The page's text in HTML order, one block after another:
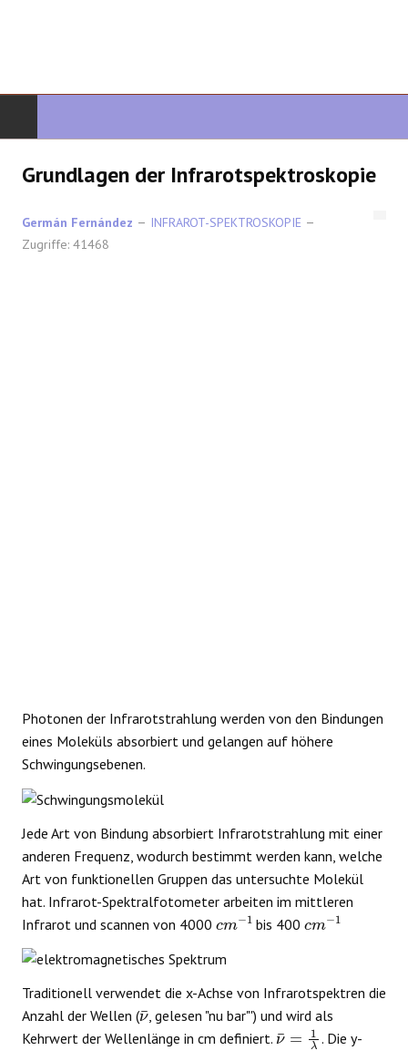
FORTGESCHRITTENE ORGANISCHE
Grundlagen der Infrarotspektroskopie
Germán Fernández
INFRAROT-SPEKTROSKOPIE
Zugriffe: 41468
Photonen der Infrarotstrahlung werden von den Bindungen
eines Moleküls absorbiert und gelangen auf höhere
Schwingungsebenen.
Jede Art von Bindung absorbiert Infrarotstrahlung mit einer
anderen Frequenz, wodurch bestimmt werden kann, welche
Art von funktionellen Gruppen das untersuchte Molekül
hat. Infrarot-Spektralfotometer arbeiten im mittleren
Infrarot und scannen von 4000 c m−1bis 400cm−1
Traditionell verwendet die x-Achse von Infrarotspektren die
Anzahl der Wellen (ν¯, gelesen "nu bar"') und wird als
Kehrwert der Wellenlänge in cm definiert. ν ¯=1λ . Die y-